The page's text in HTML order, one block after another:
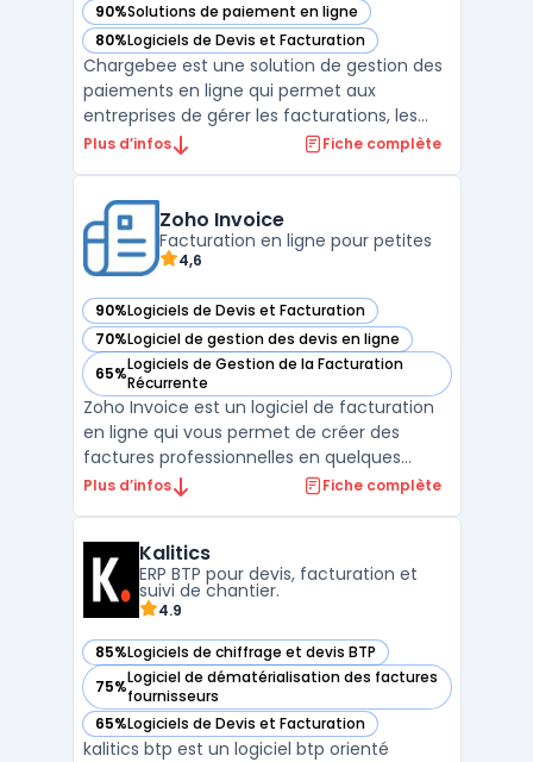
90%Solutions de paiement en ligne
— voir Chargebee dans cette catégorie
80%Logiciels de Devis et Facturation
— voir Chargebee dans cette catégorie
Chargebee est une solution de gestion des
paiements en ligne qui permet aux
entreprises de gérer les facturations, les
abonnements et les paiements récurrents
être facilement intégrée aux systèmes
existants pour automati ...
Plus d’infos Fiche complète
Zoho Invoice
Facturation en ligne pour petites
4,6
90%Logiciels de Devis et Facturation
— voir Zoho Invoice dans cette catégorie
70%Logiciel de gestion des devis en ligne
— voir Zoho Invoice dans cette catégorie
65%Logiciels de Gestion de la Facturation
Récurrente
— voir Zoho Invoice dans cette catégorie
Zoho Invoice est un logiciel de facturation
en ligne qui vous permet de créer des
factures professionnelles en quelques
minutes. Il offre également la possibilité de
propose des fonctionnalités telles que la
gestion des pa ...
Plus d’infos Fiche complète
Kalitics
ERP BTP pour devis, facturation et
suivi de chantier.
4.9
85%Logiciels de chiffrage et devis BTP
— voir Kalitics dans cette catégorie
75%Logiciel de dématérialisation des factures
fournisseurs
— voir Kalitics dans cette catégorie
65%Logiciels de Devis et Facturation
— voir Kalitics dans cette catégorie
kalitics btp est un logiciel btp orienté